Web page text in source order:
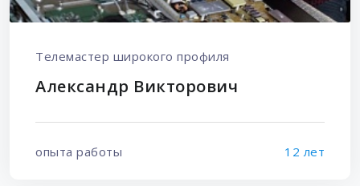
Телемастер широкого профиля
Александр Викторович
опыта работы 12 лет